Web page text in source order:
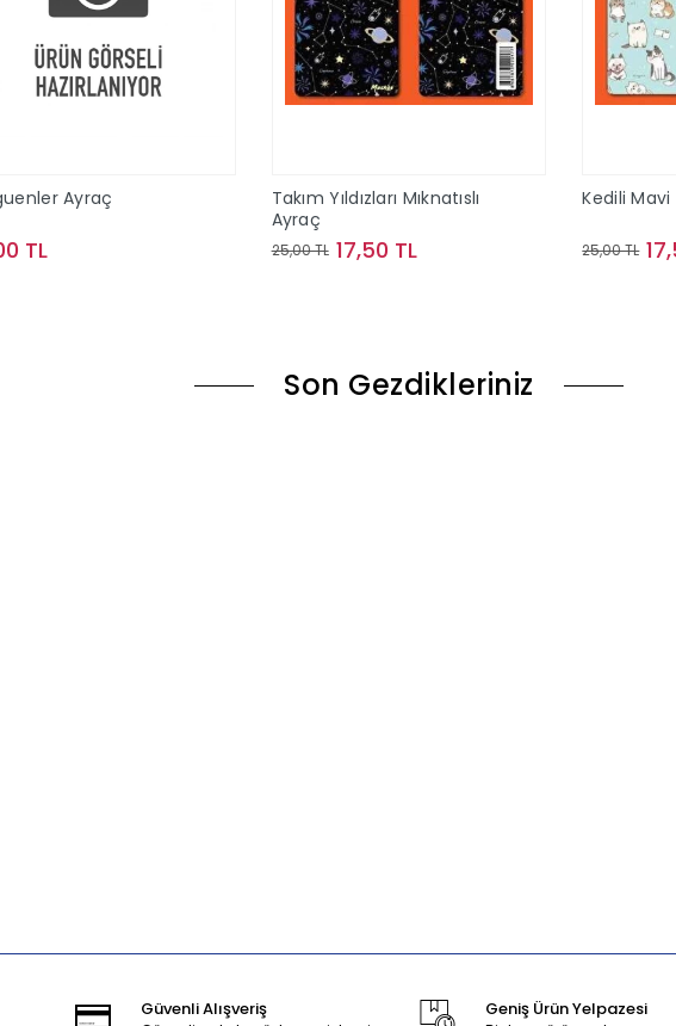
Ayraç
TL
Takım Yıldızları Mıknatıslı
Ayraç
25,00 TL 17,50 TL
Kedili Mavi
25,00 TL
Son Gezdikleriniz
Güvenli Alışveriş Geniş Ürün Yelpazesi